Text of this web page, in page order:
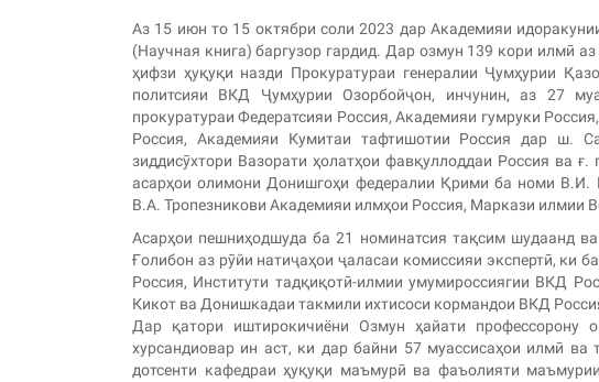
Аз 15 июн то 15 октябри соли 2023 дар Академияи
(Научная книга) баргузор гардид. Дар озмун 139 кори илмӣ
ҳифзи ҳуқуқи назди Прокуратураи генералии Ҷумҳурии
политсияи ВКД Ҷумҳурии Озорбойҷон, инчунин, аз 27
прокуратураи Федератсияи Россия, Академияи гумруки
Россия, Академияи Кумитаи тафтишотии Россия дар ш.
зиддисӯхтори Вазорати ҳолатҳои фавқуллоддаи Россия ва
асарҳои олимони Донишгоҳи федералии Қрими ба номи В.И.
В.А. Тропезникови Академияи илмҳои Россия, Маркази илмии
Асарҳои пешниҳодшуда ба 21 номинатсия тақсим шудаанд
Ғолибон аз рӯйи натиҷаҳои ҷаласаи комиссияи экспертӣ, ки
Россия, Институти тадқиқотӣ-илмии умумироссиягии ВКД
Кикот ва Донишкадаи такмили ихтисоси кормандои ВКД
Дар қатори иштирокичиёни Озмун ҳайати
хурсандиовар ин аст, ки дар байни 57 муассисаҳои илмӣ
дотсенти кафедраи ҳуқуқи маъмурӣ ва фаъолияти